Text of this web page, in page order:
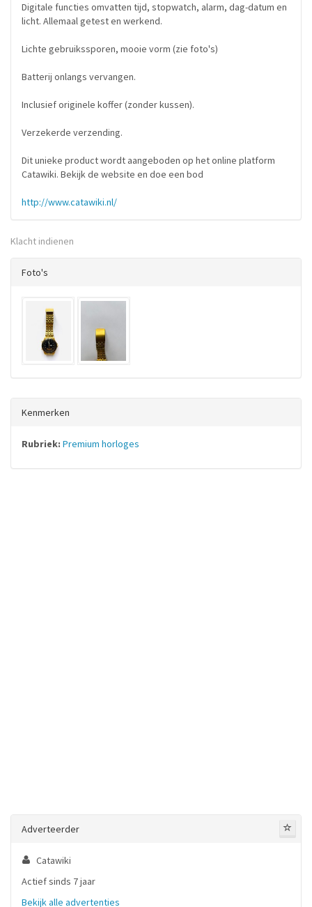
Digitale functies omvatten tijd, stopwatch, alarm, dag-datum en
licht. Allemaal getest en werkend.
Lichte gebruikssporen, mooie vorm (zie foto's)
Batterij onlangs vervangen.
Inclusief originele koffer (zonder kussen).
Verzekerde verzending.
Dit unieke product wordt aangeboden op het online platform
Catawiki. Bekijk de website en doe een bod
http://www.catawiki.nl/
Klacht indienen
Foto's
Kenmerken
Rubriek: Premium horloges
Adverteerder
Catawiki
Actief sinds 7 jaar
Bekijk alle advertenties